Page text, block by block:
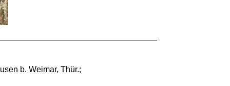
b. Weimar, Thür.;